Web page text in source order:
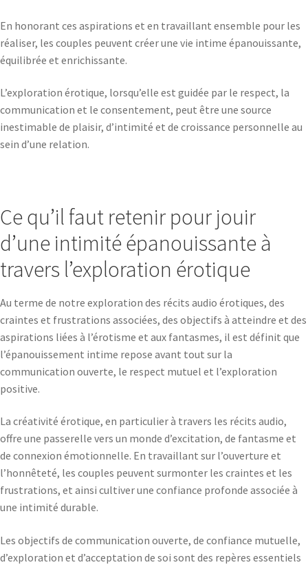
En honorant ces aspirations et en travaillant ensemble pour les
réaliser, les couples peuvent créer une vie intime épanouissante,
équilibrée et enrichissante.
L’exploration érotique, lorsqu’elle est guidée par le respect, la
communication et le consentement, peut être une source
inestimable de plaisir, d’intimité et de croissance personnelle au
sein d’une relation.
Ce qu’il faut retenir pour jouir
d’une intimité épanouissante à
travers l’exploration érotique
Au terme de notre exploration des récits audio érotiques, des
craintes et frustrations associées, des objectifs à atteindre et des
aspirations liées à l’érotisme et aux fantasmes, il est définit que
l’épanouissement intime repose avant tout sur la
communication ouverte, le respect mutuel et l’exploration
positive.
La créativité érotique, en particulier à travers les récits audio,
offre une passerelle vers un monde d’excitation, de fantasme et
de connexion émotionnelle. En travaillant sur l’ouverture et
l’honnêteté, les couples peuvent surmonter les craintes et les
frustrations, et ainsi cultiver une confiance profonde associée à
une intimité durable.
Les objectifs de communication ouverte, de confiance mutuelle,
d’exploration et d’acceptation de soi sont des repères essentiels